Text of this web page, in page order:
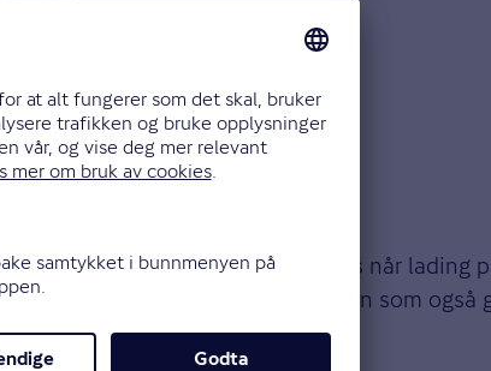
låser fast ladekabel til ladeboks når lading
trekkes ut under lading – men som også